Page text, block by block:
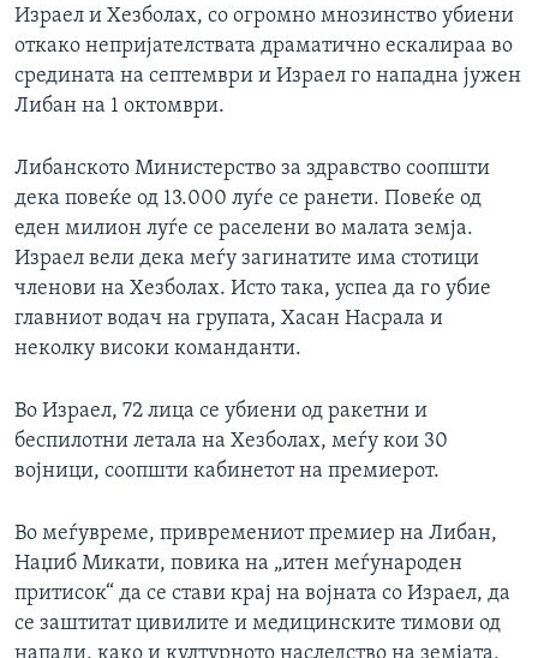
Израел и Хезболах, со огромно мнозинство убиени
откако непријателствата драматично ескалираа во
средината на септември и Израел го нападна јужен
Либан на 1 октомври.
Либанското Министерство за здравство соопшти
дека повеќе од 13.000 луѓе се ранети. Повеќе од
еден милион луѓе се раселени во малата земја.
Израел вели дека меѓу загинатите има стотици
членови на Хезболах. Исто така, успеа да го убие
главниот водач на групата, Хасан Насрала и
неколку високи команданти.
Во Израел, 72 лица се убиени од ракетни и
беспилотни летала на Хезболах, меѓу кои 30
војници, соопшти кабинетот на премиерот.
Во меѓувреме, привремениот премиер на Либан,
Наџиб Микати, повика на „итен меѓународен
притисок“ да се стави крај на војната со Израел, да
се заштитат цивилите и медицинските тимови од